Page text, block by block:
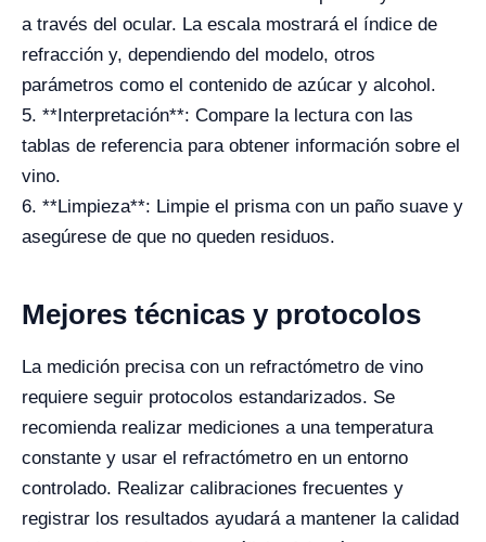
a través del ocular. La escala mostrará el índice de
refracción y, dependiendo del modelo, otros
parámetros como el contenido de azúcar y alcohol.
5. **Interpretación**: Compare la lectura con las
tablas de referencia para obtener información sobre el
vino.
6. **Limpieza**: Limpie el prisma con un paño suave y
asegúrese de que no queden residuos.
Mejores técnicas y protocolos
La medición precisa con un refractómetro de vino
requiere seguir protocolos estandarizados. Se
recomienda realizar mediciones a una temperatura
constante y usar el refractómetro en un entorno
controlado. Realizar calibraciones frecuentes y
registrar los resultados ayudará a mantener la calidad